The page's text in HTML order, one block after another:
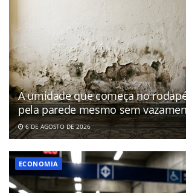
A umidade que começa no
pela parede mesmo sem
6 DE AGOSTO DE 2026
ECONOMIA